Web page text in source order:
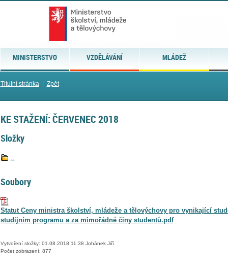
MINISTERSTVO VZDĚLÁVÁNÍ MLÁDEŽ
Titulní stránka| Zpět
KE STAŽENÍ: ČERVENEC 2018
Složky
..
Soubory
Statut Ceny ministra školství, mládeže a tělovýchovy pro vynikající
studijním programu a za mimořádné činy studentů.pdf
Vytvoření složky: 01.08.2018 11:38 Johánek Jiří
Počet zobrazení: 877